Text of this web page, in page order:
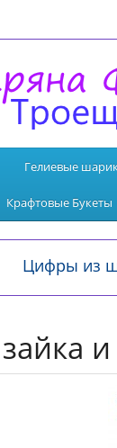
Гелиевые
Крафтовые Букеты
Цифры из